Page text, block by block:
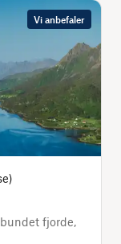
Vi anbefaler
fjorde,